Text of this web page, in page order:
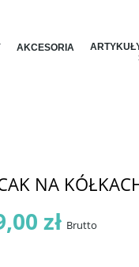
AKCESORIA
NA
zł Brutto